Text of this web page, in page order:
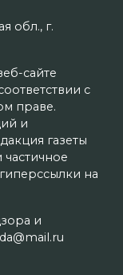
обл., г.
сайте
с
праве.
и
газеты
частичное
на
и